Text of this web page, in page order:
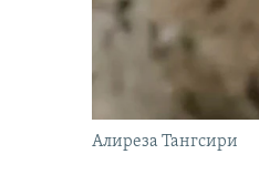
Алиреза Тангсири